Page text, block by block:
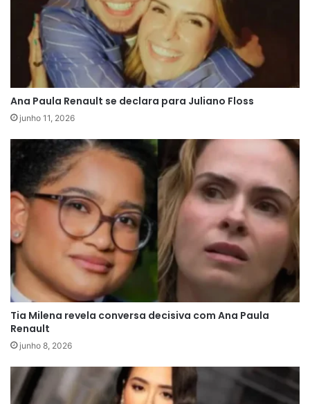
Tadeu Schmidt conversava normalmente com os
participantes da Casa de Vidro, explicando a
dinâmica e interagindo com os candidatos que
disputam vagas no grupo Pipoca do reality. A
transmissão seguia o tom habitual, com
comentários leves e expectativa em torno da
votação popular, quando a conversa tomou um
rumo inesperado e ganhou contornos mais
tensos.
freestyle e um dos nomes mais conhecidos entre
Ana Paula Renault se declara para Juliano Floss
junho 11, 2026
Tia Milena revela conversa decisiva com Ana Paula
Renault
junho 8, 2026